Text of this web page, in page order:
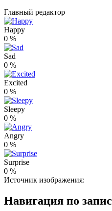
Главный редактор
Happy
0 %
Sad
0 %
Excited
0 %
Sleepy
0 %
Angry
0 %
Surprise
0 %
Источник изображения:
Навигация по